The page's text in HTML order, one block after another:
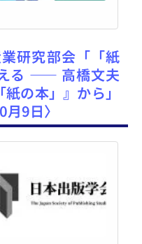
研究部会「「紙
る ―― 高橋文夫
の本」』から」
9日〉